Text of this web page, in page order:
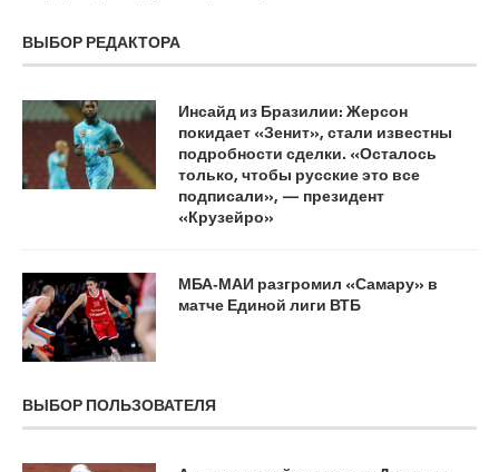
ВЫБОР РЕДАКТОРА
Инсайд из Бразилии: Жерсон
покидает «Зенит», стали известны
подробности сделки. «Осталось
только, чтобы русские это все
подписали», — президент
«Крузейро»
МБА‑МАИ разгромил «Самару» в
матче Единой лиги ВТБ
ВЫБОР ПОЛЬЗОВАТЕЛЯ